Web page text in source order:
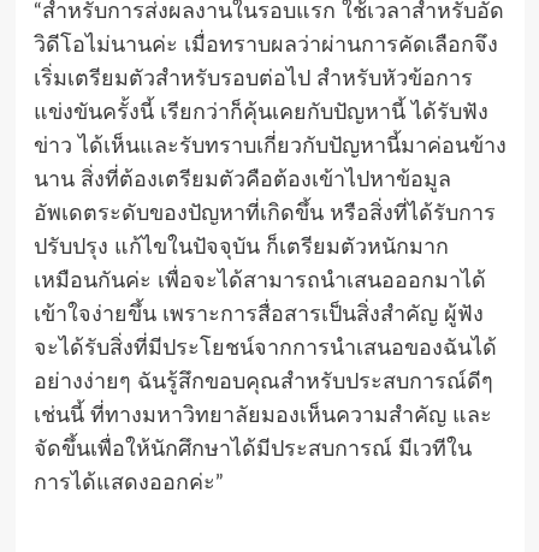
“สำหรับการส่งผลงานในรอบแรก ใช้เวลาสำหรับอัด
วิดีโอไม่นานค่ะ เมื่อทราบผลว่าผ่านการคัดเลือกจึง
เริ่มเตรียมตัวสำหรับรอบต่อไป สำหรับหัวข้อการ
แข่งขันครั้งนี้ เรียกว่าก็คุ้นเคยกับปัญหานี้ ได้รับฟัง
ข่าว ได้เห็นและรับทราบเกี่ยวกับปัญหานี้มาค่อนข้าง
นาน สิ่งที่ต้องเตรียมตัวคือต้องเข้าไปหาข้อมูล
อัพเดตระดับของปัญหาที่เกิดขึ้น หรือสิ่งที่ได้รับการ
ปรับปรุง แก้ไขในปัจจุบัน ก็เตรียมตัวหนักมาก
เหมือนกันค่ะ เพื่อจะได้สามารถนำเสนอออกมาได้
เข้าใจง่ายขึ้น เพราะการสื่อสารเป็นสิ่งสำคัญ ผู้ฟัง
จะได้รับสิ่งที่มีประโยชน์จากการนำเสนอของฉันได้
อย่างง่ายๆ ฉันรู้สึกขอบคุณสำหรับประสบการณ์ดีๆ
เช่นนี้ ที่ทางมหาวิทยาลัยมองเห็นความสำคัญ และ
จัดขึ้นเพื่อให้นักศึกษาได้มีประสบการณ์ มีเวทีใน
การได้แสดงออกค่ะ”